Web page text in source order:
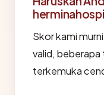
Skor kami
valid, beberapa
terkemuka